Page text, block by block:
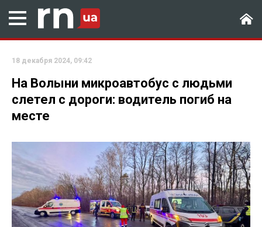
18 декабря 2024, 09:42
На Волыни микроавтобус с людьми
слетел с дороги: водитель погиб на
месте